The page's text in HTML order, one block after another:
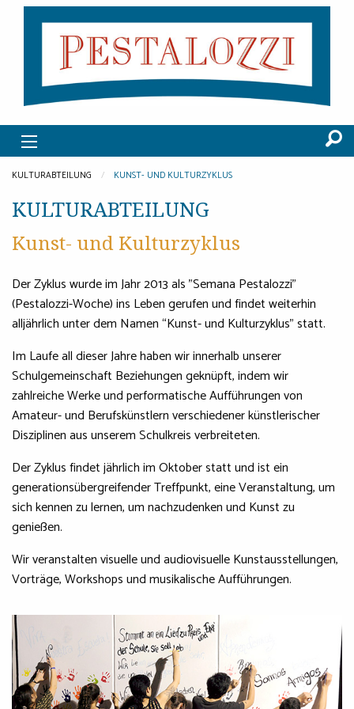
KULTURABTEILUNG KUNST- UND KULTURZYKLUS
KULTURABTEILUNG
Kunst- und Kulturzyklus
Der Zyklus wurde im Jahr 2013 als "Semana Pestalozzi"
(Pestalozzi-Woche) ins Leben gerufen und findet weiterhin
alljährlich unter dem Namen “Kunst- und Kulturzyklus” statt.
Im Laufe all dieser Jahre haben wir innerhalb unserer
Schulgemeinschaft Beziehungen geknüpft, indem wir
zahlreiche Werke und performatische Aufführungen von
Amateur- und Berufskünstlern verschiedener künstlerischer
Disziplinen aus unserem Schulkreis verbreiteten.
Der Zyklus findet jährlich im Oktober statt und ist ein
generationsübergreifender Treffpunkt, eine Veranstaltung, um
sich kennen zu lernen, um nachzudenken und Kunst zu
genießen.
Wir veranstalten visuelle und audiovisuelle Kunstausstellungen,
Vorträge, Workshops und musikalische Aufführungen.